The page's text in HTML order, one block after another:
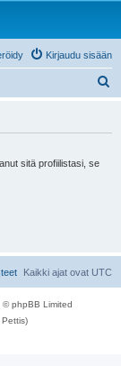
Kirjaudu sisään
sitä profiilistasi, se
Kaikki ajat ovat UTC
© phpBB Limited